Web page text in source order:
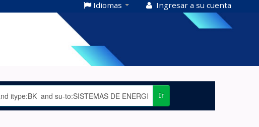
Idiomas Ingresar a su cuenta
Ir